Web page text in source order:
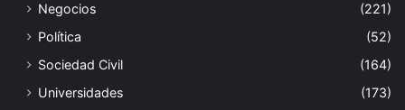
Negocios
(221)
Política
(52)
Sociedad Civil
(164)
Universidades
(173)